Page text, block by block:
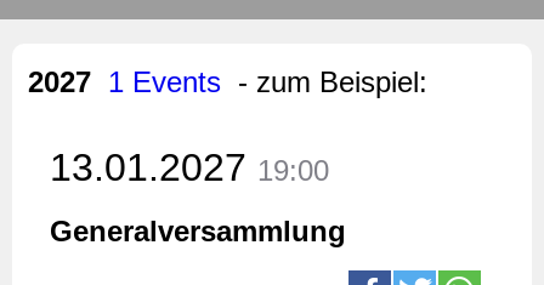
2027 1 Events - zum Beispiel:
13.01.2027 19:00
Generalversammlung